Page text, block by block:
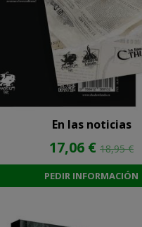
En las noticias
17,06 € 18,95 €
PEDIR INFORMACIÓN